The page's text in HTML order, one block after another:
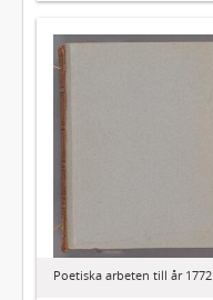
Poetiska arbeten till år 1772